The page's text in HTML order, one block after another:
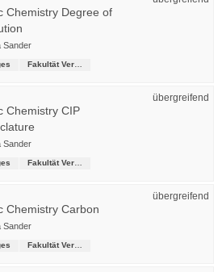
Chemistry Degree of
Sander
übergreifend
Chemistry CIP
Sander
übergreifend
Chemistry Carbon
Sander